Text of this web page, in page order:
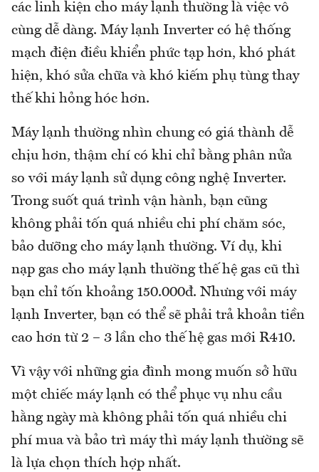
các linh kiện cho máy lạnh thường là việc vô
cùng dễ dàng. Máy lạnh Inverter có hệ thống
mạch điện điều khiển phức tạp hơn, khó phát
hiện, khó sửa chữa và khó kiếm phụ tùng thay
thế khi hỏng hóc hơn.
Máy lạnh thường nhìn chung có giá thành dễ
chịu hơn, thậm chí có khi chỉ bằng phân nửa
so với máy lạnh sử dụng công nghệ Inverter.
Trong suốt quá trình vận hành, bạn cũng
không phải tốn quá nhiều chi phí chăm sóc,
bảo dưỡng cho máy lạnh thường. Ví dụ, khi
nạp gas cho máy lạnh thường thế hệ gas cũ thì
bạn chỉ tốn khoảng 150.000đ. Nhưng với máy
lạnh Inverter, bạn có thể sẽ phải trả khoản tiền
cao hơn từ 2 – 3 lần cho thế hệ gas mới R410.
Vì vậy với những gia đình mong muốn sở hữu
một chiếc máy lạnh có thể phục vụ nhu cầu
hằng ngày mà không phải tốn quá nhiều chi
phí mua và bảo trì máy thì máy lạnh thường sẽ
là lựa chọn thích hợp nhất.